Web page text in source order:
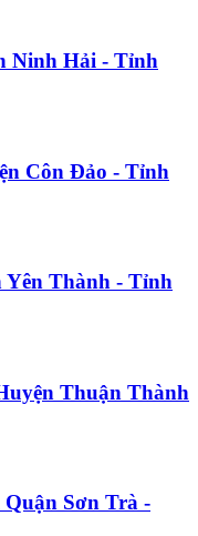
Ninh Hải - Tỉnh
Côn Đảo - Tỉnh
Yên Thành - Tỉnh
Thuận Thành
Sơn Trà -